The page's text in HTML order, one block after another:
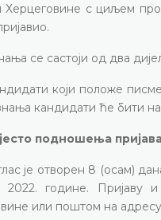
Херцеговине с циљем
се састоји од два
који положе
кандидати ће бити
подношења
је отворен 8 (осам)
2022. године. Пријаву
или поштом на